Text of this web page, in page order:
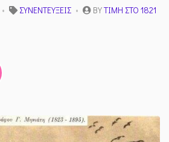
ΣΥΝΕΝΤΕΎΞΕΙΣ BYΤΙΜΉ ΣΤΟ 1821
200
#ΠΑΛΙΓΓΕΝΕΣΊΑ​